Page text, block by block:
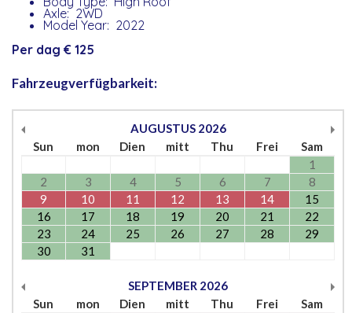
Axle: 2WD
Model Year: 2022
Per dag € 125
Fahrzeugverfügbarkeit:
AUGUSTUS 2026
Sun
mon Dien mitt Thu Frei
Sam
1
2
3 4 5 6 7
8
9
10 11 12 13 14
15
16
17 18 19 20 21
22
23
24 25 26 27 28
29
30
31
SEPTEMBER 2026
Sun
mon Dien mitt Thu Frei
Sam